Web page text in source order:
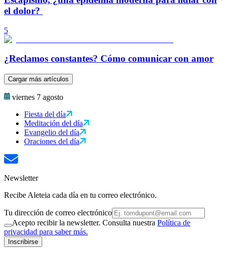
el dolor?
5
¿Reclamos constantes? Cómo comunicar con amor
Cargar más artículos
viernes 7 agosto
Fiesta del día
Meditación del día
Evangelio del día
Oraciones del día
Newsletter
Recibe Aleteia cada día en tu correo electrónico.
Tu dirección de correo electrónico
Acepto recibir la newsletter. Consulta nuestra Política de
privacidad para saber más.
Inscribirse